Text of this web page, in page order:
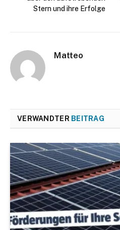
Stern und ihre Erfolge
Matteo
VERWANDTER BEITRAG